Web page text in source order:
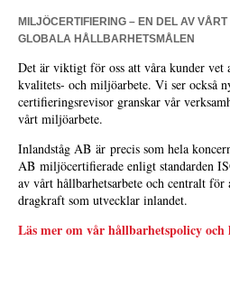
MILJÖCERTIFIERING – EN DEL AV
GLOBALA HÅLLBARHETSMÅLEN
Det är viktigt för oss att våra kunder vet
kvalitets- och miljöarbete. Vi ser också
certifieringsrevisor granskar vår
vårt miljöarbete.
Inlandståg AB är precis som hela
AB miljöcertifierade enligt standarden
av vårt hållbarhetsarbete och centralt för
dragkraft som utvecklar inlandet.
Läs mer om vår hållbarhetspolicy